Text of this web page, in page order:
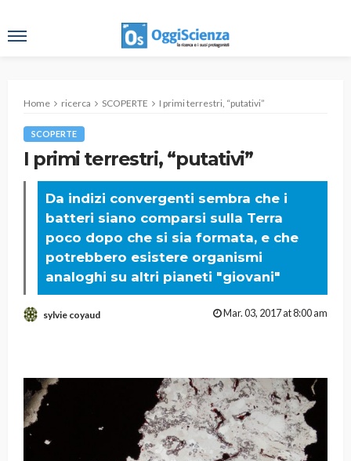
Home ricerca SCOPERTE I primi terrestri, “putativi”
SCOPERTE
I primi terrestri, “putativi”
Da indizi convergenti sembra che i
batteri siano comparsi sulla Terra
poco dopo che si sia formata, e che
potrebbero esistere organismi
analoghi su altri pianeti "giovani"
sylvie coyaud Mar. 03, 2017 at 8:00 am